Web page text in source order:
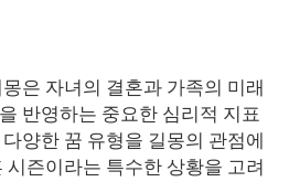
은 자녀의 결혼과 가족의 미래
반영하는 중요한 심리적 지표
양한 꿈 유형을 길몽의 관점에
시즌이라는 특수한 상황을 고려